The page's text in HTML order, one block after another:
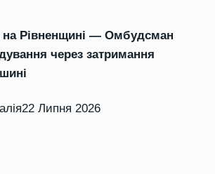
на Рівненщині — Омбудсман
через затримання
22 Липня 2026